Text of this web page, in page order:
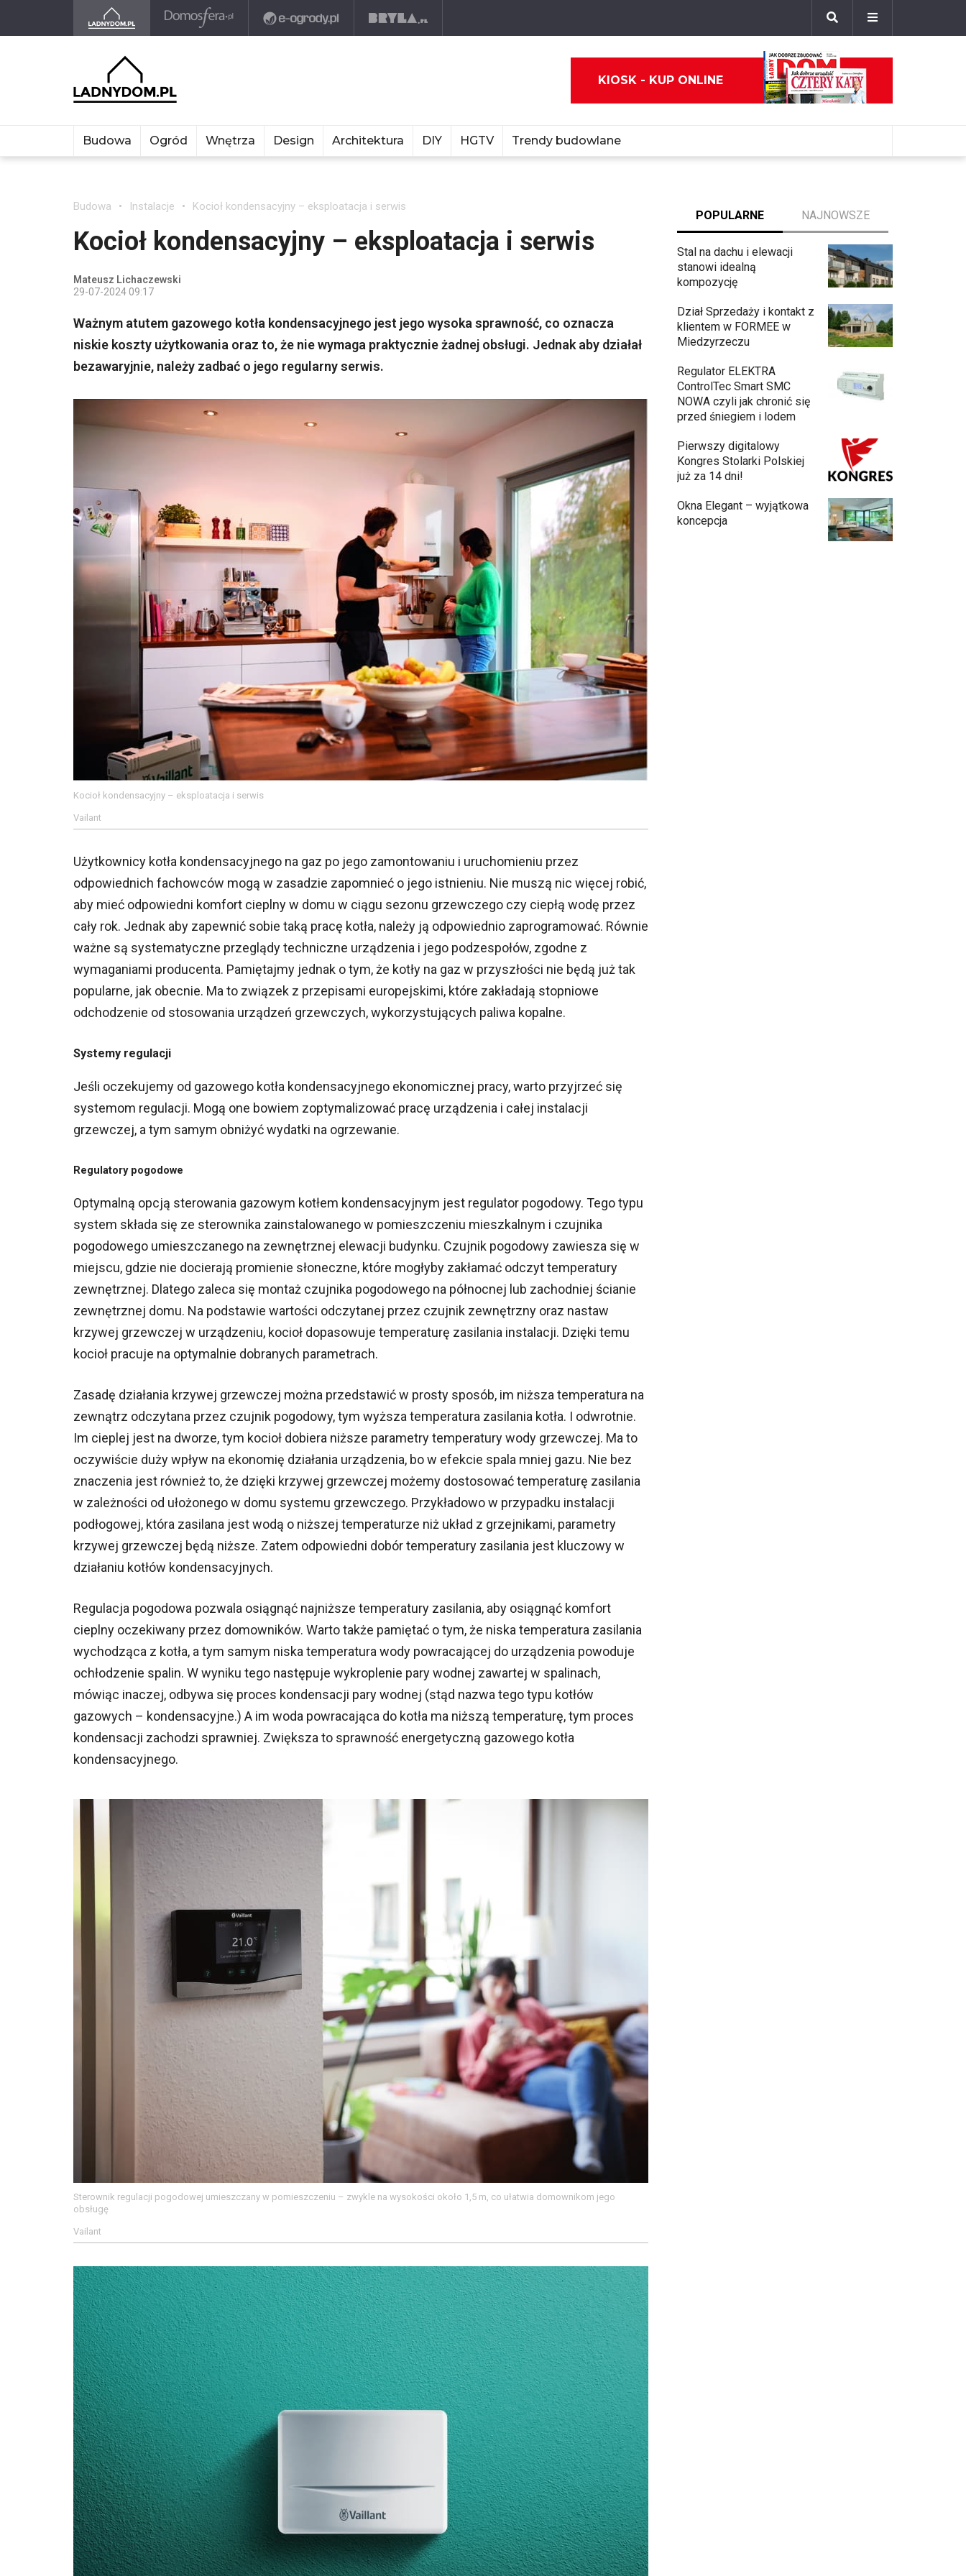
KIOSK - KUP ONLINE
Budowa Ogród Wnętrza Design Architektura DIY HGTV Trendy budowlane
Budowa Instalacje Kocioł kondensacyjny – eksploatacja i serwis
Kocioł kondensacyjny – eksploatacja i serwis
Mateusz Lichaczewski
29-07-2024 09:17
Ważnym atutem gazowego kotła kondensacyjnego jest jego wysoka sprawność, co oznacza
niskie koszty użytkowania oraz to, że nie wymaga praktycznie żadnej obsługi. Jednak aby działał
bezawaryjnie, należy zadbać o jego regularny serwis.
Kocioł kondensacyjny – eksploatacja i serwis
Vailant
Użytkownicy kotła kondensacyjnego na gaz po jego zamontowaniu i uruchomieniu przez
odpowiednich fachowców mogą w zasadzie zapomnieć o jego istnieniu. Nie muszą nic więcej robić,
aby mieć odpowiedni komfort cieplny w domu w ciągu sezonu grzewczego czy ciepłą wodę przez
cały rok. Jednak aby zapewnić sobie taką pracę kotła, należy ją odpowiednio zaprogramować. Równie
ważne są systematyczne przeglądy techniczne urządzenia i jego podzespołów, zgodne z
wymaganiami producenta. Pamiętajmy jednak o tym, że kotły na gaz w przyszłości nie będą już tak
popularne, jak obecnie. Ma to związek z przepisami europejskimi, które zakładają stopniowe
odchodzenie od stosowania urządzeń grzewczych, wykorzystujących paliwa kopalne.
Systemy regulacji
Jeśli oczekujemy od gazowego kotła kondensacyjnego ekonomicznej pracy, warto przyjrzeć się
systemom regulacji. Mogą one bowiem zoptymalizować pracę urządzenia i całej instalacji
grzewczej, a tym samym obniżyć wydatki na ogrzewanie.
Regulatory pogodowe
Optymalną opcją sterowania gazowym kotłem kondensacyjnym jest regulator pogodowy. Tego typu
system składa się ze sterownika zainstalowanego w pomieszczeniu mieszkalnym i czujnika
pogodowego umieszczanego na zewnętrznej elewacji budynku. Czujnik pogodowy zawiesza się w
miejscu, gdzie nie docierają promienie słoneczne, które mogłyby zakłamać odczyt temperatury
zewnętrznej. Dlatego zaleca się montaż czujnika pogodowego na północnej lub zachodniej ścianie
zewnętrznej domu. Na podstawie wartości odczytanej przez czujnik zewnętrzny oraz nastaw
krzywej grzewczej w urządzeniu, kocioł dopasowuje temperaturę zasilania instalacji. Dzięki temu
kocioł pracuje na optymalnie dobranych parametrach.
Zasadę działania krzywej grzewczej można przedstawić w prosty sposób, im niższa temperatura na
zewnątrz odczytana przez czujnik pogodowy, tym wyższa temperatura zasilania kotła. I odwrotnie.
Im cieplej jest na dworze, tym kocioł dobiera niższe parametry temperatury wody grzewczej. Ma to
oczywiście duży wpływ na ekonomię działania urządzenia, bo w efekcie spala mniej gazu. Nie bez
znaczenia jest również to, że dzięki krzywej grzewczej możemy dostosować temperaturę zasilania
w zależności od ułożonego w domu systemu grzewczego. Przykładowo w przypadku instalacji
podłogowej, która zasilana jest wodą o niższej temperaturze niż układ z grzejnikami, parametry
krzywej grzewczej będą niższe. Zatem odpowiedni dobór temperatury zasilania jest kluczowy w
działaniu kotłów kondensacyjnych.
Regulacja pogodowa pozwala osiągnąć najniższe temperatury zasilania, aby osiągnąć komfort
cieplny oczekiwany przez domowników. Warto także pamiętać o tym, że niska temperatura zasilania
wychodząca z kotła, a tym samym niska temperatura wody powracającej do urządzenia powoduje
ochłodzenie spalin. W wyniku tego następuje wykroplenie pary wodnej zawartej w spalinach,
mówiąc inaczej, odbywa się proces kondensacji pary wodnej (stąd nazwa tego typu kotłów
gazowych – kondensacyjne.) A im woda powracająca do kotła ma niższą temperaturę, tym proces
kondensacji zachodzi sprawniej. Zwiększa to sprawność energetyczną gazowego kotła
kondensacyjnego.
Sterownik regulacji pogodowej umieszczany w pomieszczeniu – zwykle na wysokości około 1,5 m, co ułatwia domownikom jego
obsługę
Vailant
POPULARNE NAJNOWSZE
Stal na dachu i elewacji
stanowi idealną
kompozycję
Dział Sprzedaży i kontakt z
klientem w FORMEE w
Miedzyrzeczu
Regulator ELEKTRA
ControlTec Smart SMC
NOWA czyli jak chronić się
przed śniegiem i lodem
Pierwszy digitalowy
Kongres Stolarki Polskiej
już za 14 dni!
Okna Elegant – wyjątkowa
koncepcja